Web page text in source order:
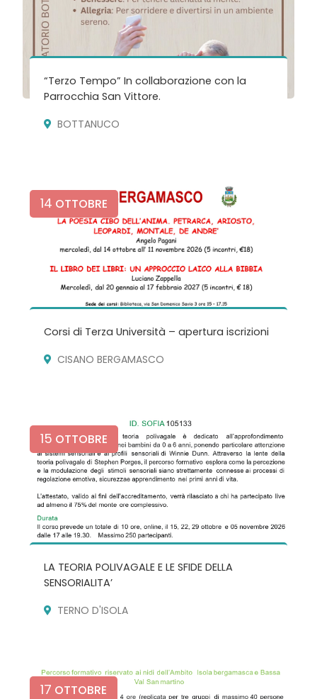
“Terzo Tempo” In collaborazione con la
Parrocchia San Vittore.
BOTTANUCO
14 OTTOBRE
Corsi di Terza Università – apertura iscrizioni
CISANO BERGAMASCO
15 OTTOBRE
LA TEORIA POLIVAGALE E LE SFIDE DELLA
SENSORIALITA’
TERNO D'ISOLA
17 OTTOBRE